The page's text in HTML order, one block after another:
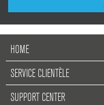
HOME
SERVICE CLIENTÈLE
SUPPORT CENTER